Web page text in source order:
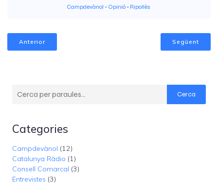
Campdevànol - Opinió - Ripollès
Anterior Següent
Cerca
Categories
Campdevànol (12)
Catalunya Ràdio (1)
Consell Comarcal (3)
Entrevistes (3)